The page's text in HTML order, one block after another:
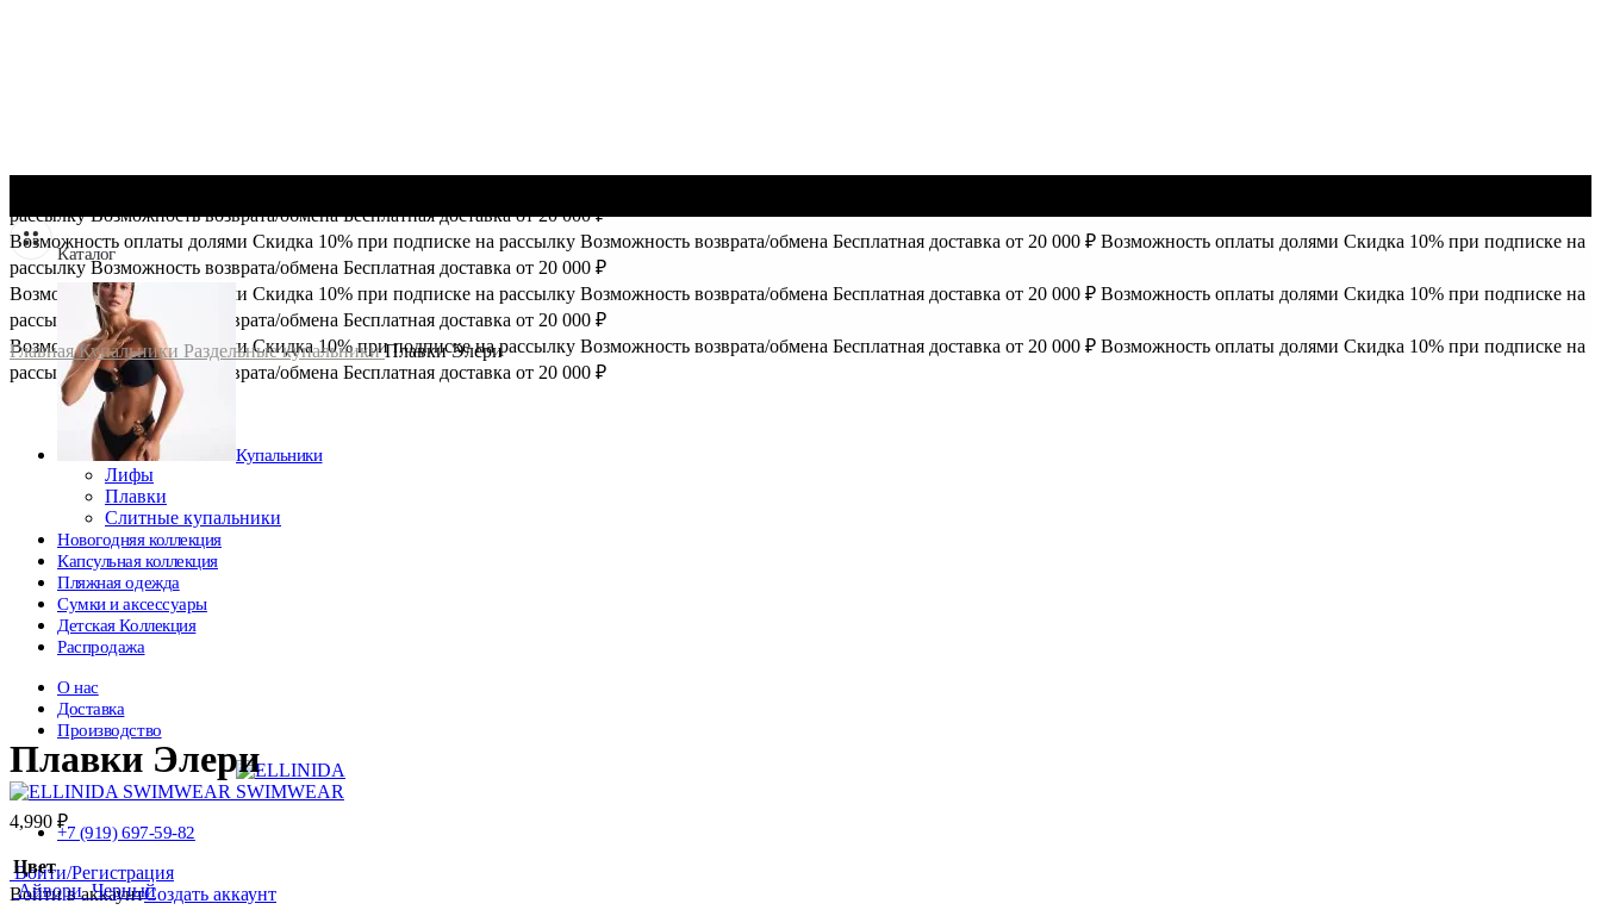
рассылкуВозможность возврата/обменаБесплатная доставка от 20 000 ₽
Возможность оплаты долями Скидка 10% при подписке на рассылку Возможность возврата/обмена Бесплатная доставка от 20 000 ₽ Возможность оплаты долями Скидка 10% при подписке на
рассылку Возможность возврата/обмена Бесплатная доставка от 20 000 ₽
Возможность оплаты долями Скидка 10% при подписке на рассылку Возможность возврата/обмена Бесплатная доставка от 20 000 ₽ Возможность оплаты долями Скидка 10% при подписке на
рассылку
Возможность возврата/обмена Бесплатная доставка от 20 000 ₽
Возможность оплаты долямиСкидка 10% при подписке на рассылку Возможность возврата/обмена Бесплатная доставка от 20 000 ₽ Возможность оплаты долями Скидка 10% при подписке на
рассылкуВозможность возврата/обмена Бесплатная доставка от 20 000 ₽
Каталог
Купальники
Лифы
Плавки
Слитные купальники
Новогодняя коллекция
Капсульная коллекция
Пляжная одежда
Сумки и аксессуары
Детская Коллекция
Распродажа
О нас
Доставка
Производство
+7 (919) 697-59-82
Войти/Регистрация
Войти в аккаунтСоздать аккаунт
ГлавнаяКупальники Раздельные купальникиПлавки Элери
Нажмите чтобы увеличить
Плавки Элери
4,990 ₽
Цвет
Айвори Черный